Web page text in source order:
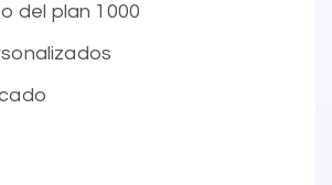
del plan 1000